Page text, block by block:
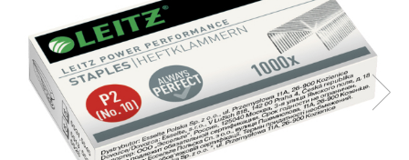
Hartie si articole din hartie
Bibliorafturi, caiete mecanice,
separatoare
Capsatoare, capse si perforatoare
Caiete si blocnotesuri
Dosare, folii protectie si mape